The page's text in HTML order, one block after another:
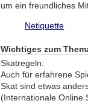
um ein freundliches
Netiquette
Wichtiges zum
Skatregeln:
Auch für erfahrene
Skat sind etwas
(Internationale Online